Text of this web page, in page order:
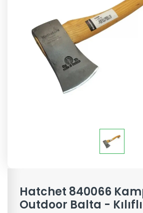
Hatchet 840066
Outdoor Balta - Kılıflı